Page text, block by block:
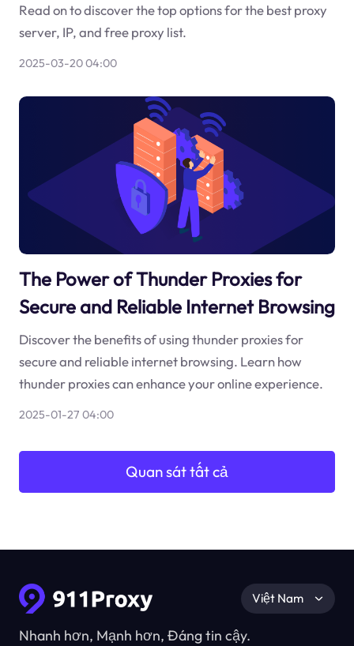
Read on to discover the top options for the best proxy
server, IP, and free proxy list.
2025-03-20 04:00
The Power of Thunder Proxies for
Secure and Reliable Internet Browsing
Discover the benefits of using thunder proxies for
secure and reliable internet browsing. Learn how
thunder proxies can enhance your online experience.
2025-01-27 04:00
Quan sát tất cả
Nhanh hơn, Mạnh hơn, Đáng tin cậy.
Việt Nam